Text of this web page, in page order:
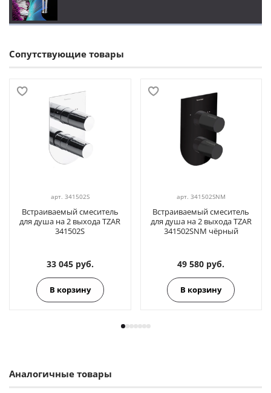
Сопутствующие товары
арт. 341502S
Встраиваемый смеситель
для душа на 2 выхода TZAR
341502S
33 045 руб.
В корзину
арт. 341502SNM
Встраиваемый смеситель
для душа на 2 выхода TZAR
341502SNM чёрный
49 580 руб.
В корзину
Аналогичные товары